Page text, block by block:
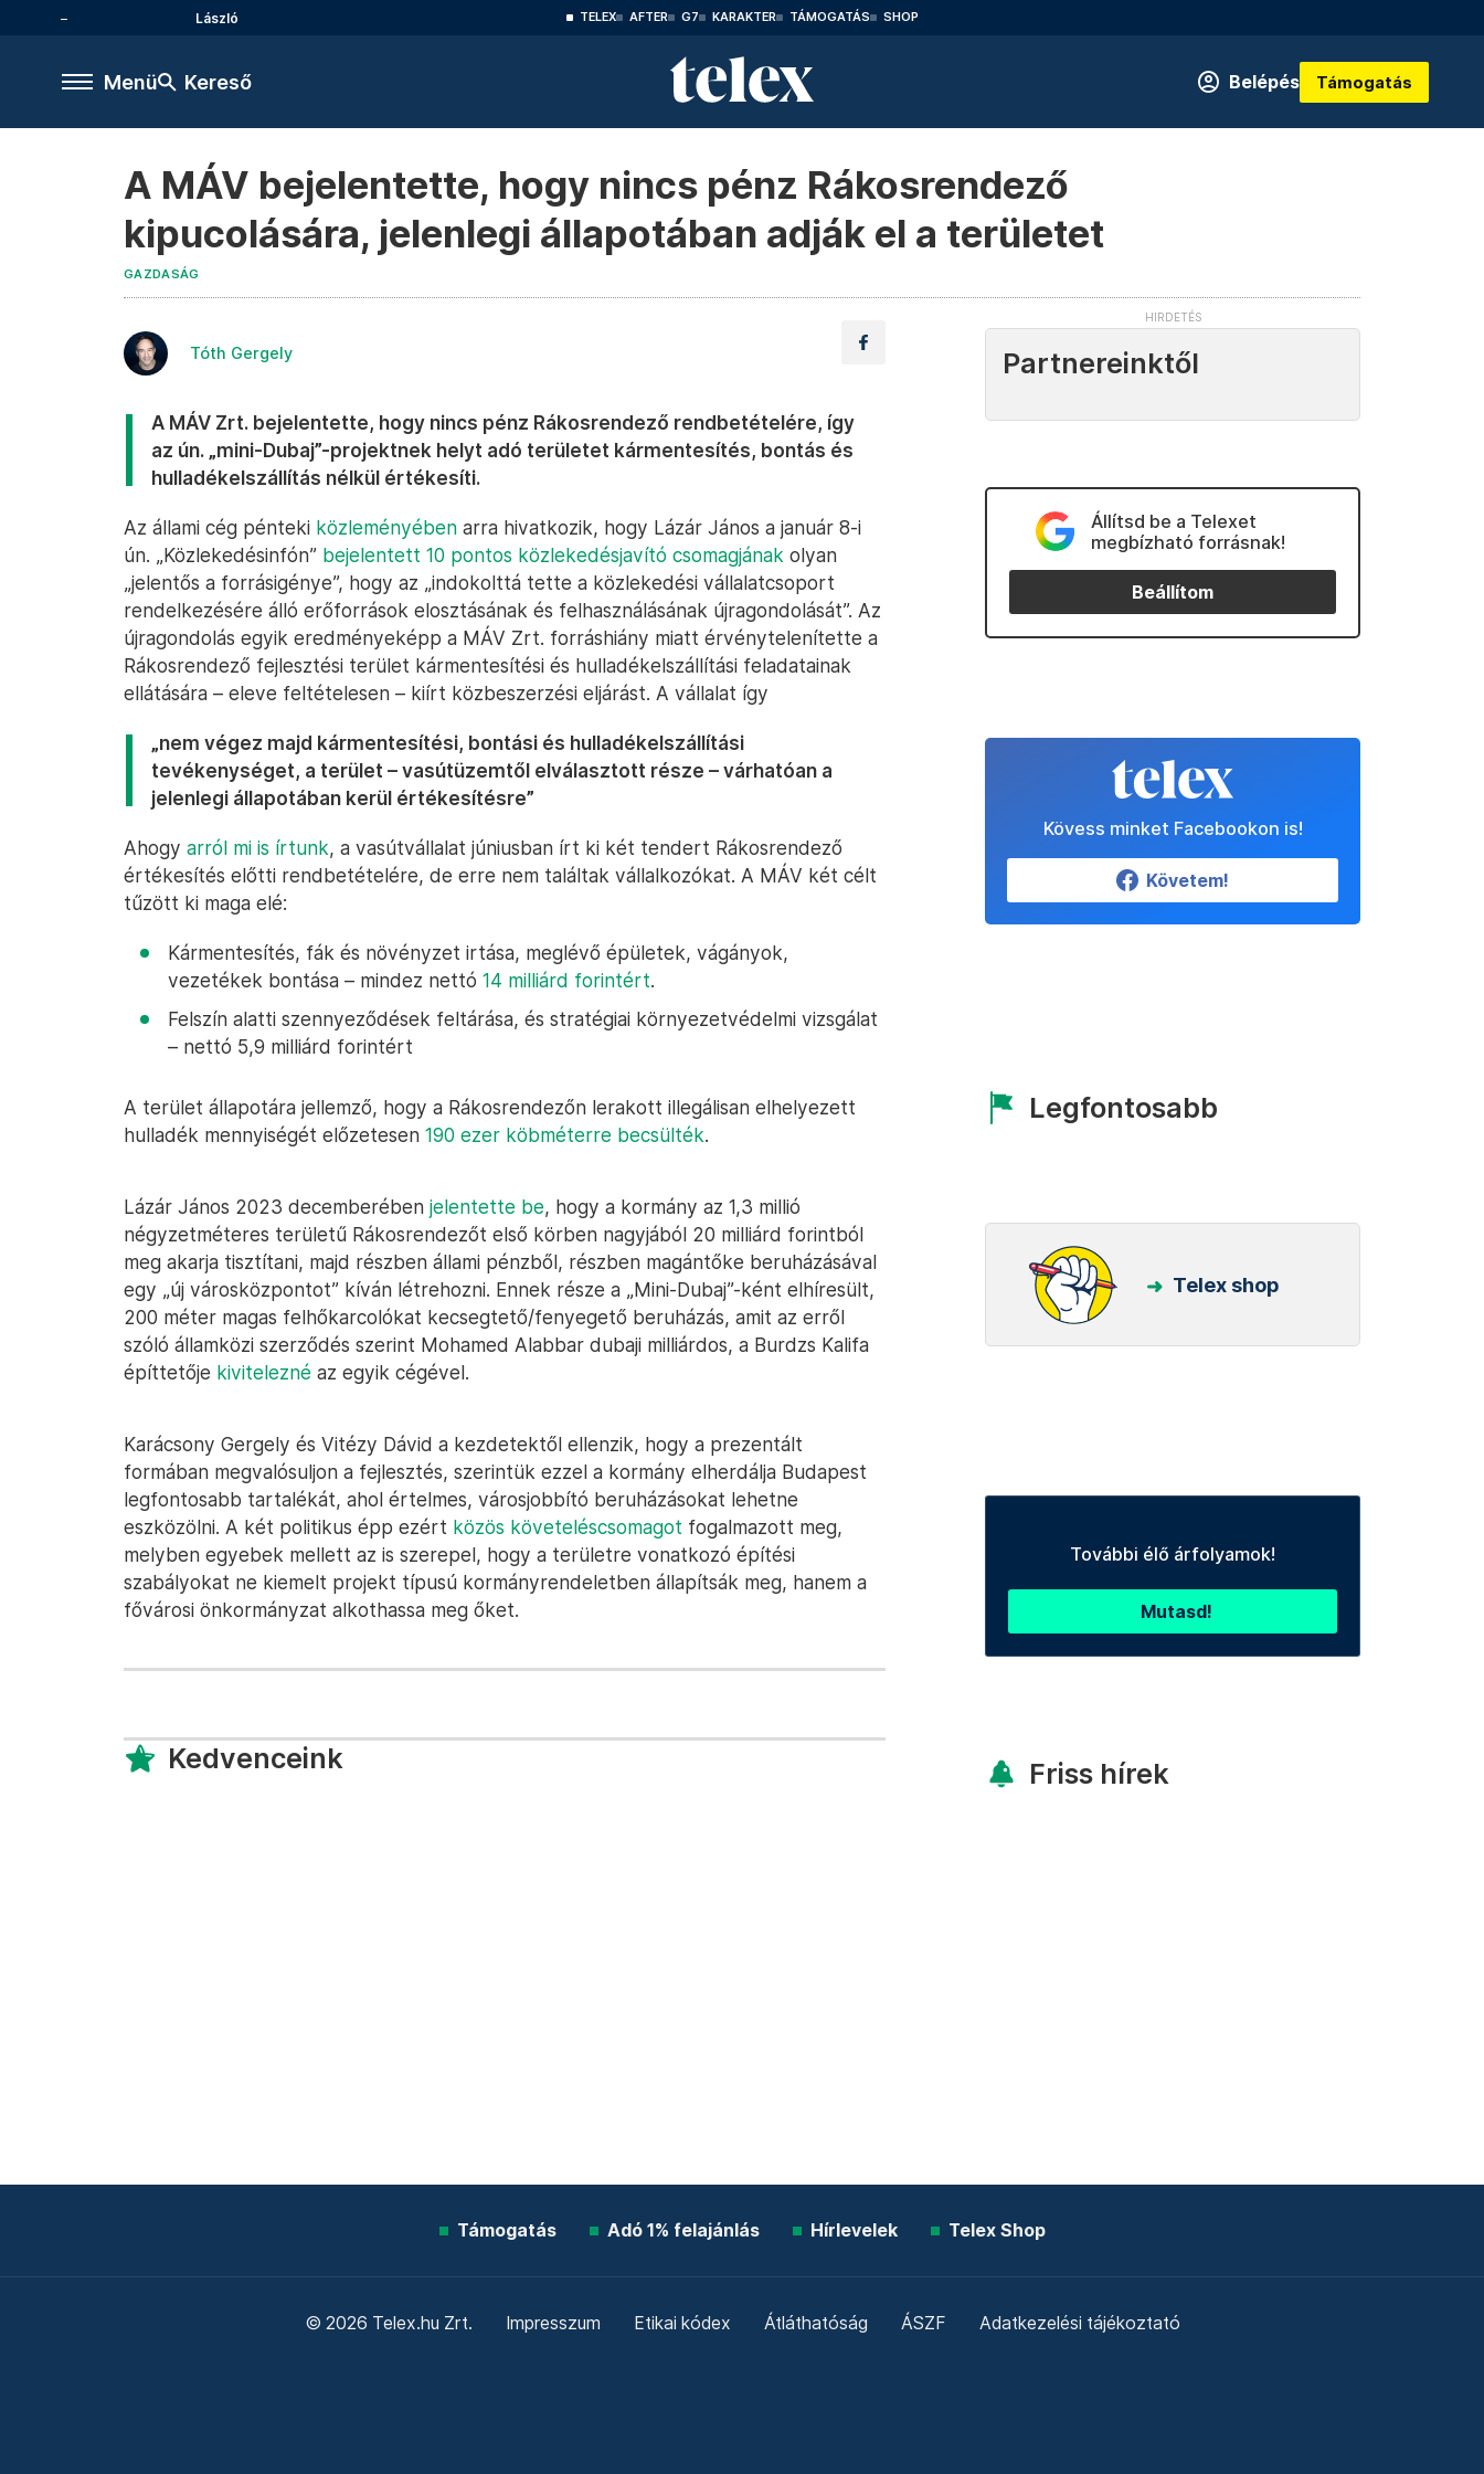
László TELEX AFTER G7 KARAKTER TÁMOGATÁS SHOP
Menü Kereső Belépés Támogatás
A MÁV bejelentette, hogy nincs pénz Rákosrendező
kipucolására, jelenlegi állapotában adják el a területet
GAZDASÁG
Tóth Gergely
A MÁV Zrt. bejelentette, hogy nincs pénz Rákosrendező rendbetételére, így
az ún. „mini-Dubaj”-projektnek helyt adó területet kármentesítés, bontás és
hulladékelszállítás nélkül értékesíti.
Az állami cég pénteki közleményében arra hivatkozik, hogy Lázár János a január 8-i
ún. „Közlekedésinfón” bejelentett 10 pontos közlekedésjavító csomagjának olyan
„jelentős a forrásigénye”, hogy az „indokolttá tette a közlekedési vállalatcsoport
rendelkezésére álló erőforrások elosztásának és felhasználásának újragondolását”. Az
újragondolás egyik eredményeképp a MÁV Zrt. forráshiány miatt érvénytelenítette a
Rákosrendező fejlesztési terület kármentesítési és hulladékelszállítási feladatainak
ellátására – eleve feltételesen – kiírt közbeszerzési eljárást. A vállalat így
„nem végez majd kármentesítési, bontási és hulladékelszállítási
tevékenységet, a terület – vasútüzemtől elválasztott része – várhatóan a
jelenlegi állapotában kerül értékesítésre”
Ahogy arról mi is írtunk, a vasútvállalat júniusban írt ki két tendert Rákosrendező
értékesítés előtti rendbetételére, de erre nem találtak vállalkozókat. A MÁV két célt
tűzött ki maga elé:
Kármentesítés, fák és növényzet irtása, meglévő épületek, vágányok,
vezetékek bontása – mindez nettó 14 milliárd forintért.
Felszín alatti szennyeződések feltárása, és stratégiai környezetvédelmi vizsgálat
– nettó 5,9 milliárd forintért
A terület állapotára jellemző, hogy a Rákosrendezőn lerakott illegálisan elhelyezett
hulladék mennyiségét előzetesen 190 ezer köbméterre becsülték.
Lázár János 2023 decemberében jelentette be, hogy a kormány az 1,3 millió
négyzetméteres területű Rákosrendezőt első körben nagyjából 20 milliárd forintból
meg akarja tisztítani, majd részben állami pénzből, részben magántőke beruházásával
egy „új városközpontot” kíván létrehozni. Ennek része a „Mini-Dubaj”-ként elhíresült,
200 méter magas felhőkarcolókat kecsegtető/fenyegető beruházás, amit az erről
szóló államközi szerződés szerint Mohamed Alabbar dubaji milliárdos, a Burdzs Kalifa
építtetője kivitelezné az egyik cégével.
Karácsony Gergely és Vitézy Dávid a kezdetektől ellenzik, hogy a prezentált
formában megvalósuljon a fejlesztés, szerintük ezzel a kormány elherdálja Budapest
legfontosabb tartalékát, ahol értelmes, városjobbító beruházásokat lehetne
eszközölni. A két politikus épp ezért közös követeléscsomagot fogalmazott meg,
melyben egyebek mellett az is szerepel, hogy a területre vonatkozó építési
szabályokat ne kiemelt projekt típusú kormányrendeletben állapítsák meg, hanem a
fővárosi önkormányzat alkothassa meg őket.
Kedvenceink
Partnereinktől
Állítsd be a Telexet
megbízható forrásnak!
Beállítom
Kövess minket Facebookon is!
Követem!
Legfontosabb
Telex shop
További élő árfolyamok!
Mutasd!
Friss hírek
Támogatás Adó 1% felajánlás Hírlevelek Telex Shop
© 2026 Telex.hu Zrt. Impresszum Etikai kódex Átláthatóság ÁSZF Adatkezelési tájékoztató